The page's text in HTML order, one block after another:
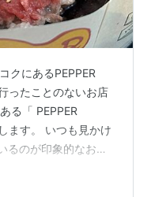
クにあるPEPPER
ったことのないお店
る「 PEPPER
ます。 いつも見かけ
るのが印象的なお店
飯大盛りでセットを